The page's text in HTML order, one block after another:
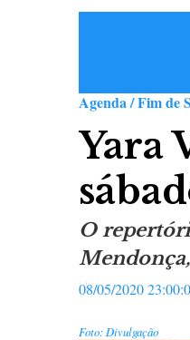
Agenda / Fim de
Yara
O
08/05/2020
Foto: Divulgação